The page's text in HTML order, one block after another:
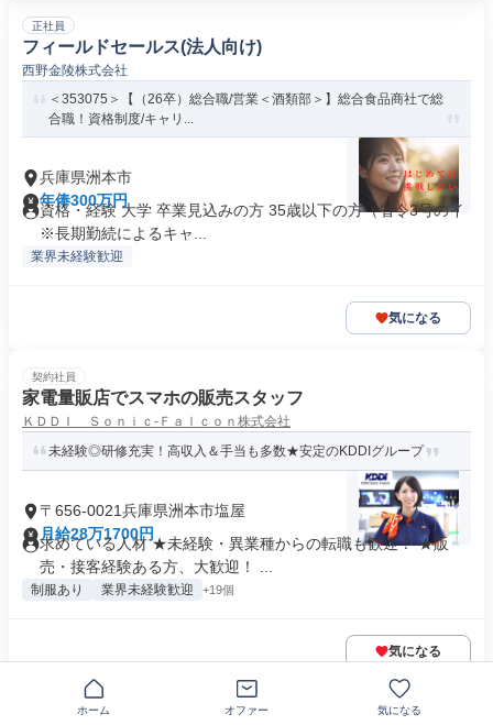
正社員
フィールドセールス(法人向け)
西野金陵株式会社
＜353075＞【（26卒）総合職/営業＜酒類部＞】総合食品商社で総
合職！資格制度/キャリ...
兵庫県洲本市
年俸300万円
資格・経験 大学 卒業見込みの方 35歳以下の方（省令3号のイ
※長期勤続によるキャ...
業界未経験歓迎
気になる
契約社員
家電量販店でスマホの販売スタッフ
ＫＤＤＩ Ｓｏｎｉｃ‐Ｆａｌｃｏｎ株式会社
未経験◎研修充実！高収入＆手当も多数★安定のKDDIグループ
〒656-0021兵庫県洲本市塩屋
月給28万1700円
求めている人材 ★未経験・異業種からの転職も歓迎！ ★販
売・接客経験ある方、大歓迎！ ...
制服あり 業界未経験歓迎 +19個
気になる
正社員
ホーム オファー 気になる